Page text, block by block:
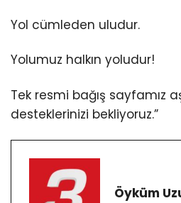
Yol cümleden uludur.
Yolumuz halkın yoludur!
Tek resmi bağış sayfamız
desteklerinizi bekliyoruz.”
Öyküm